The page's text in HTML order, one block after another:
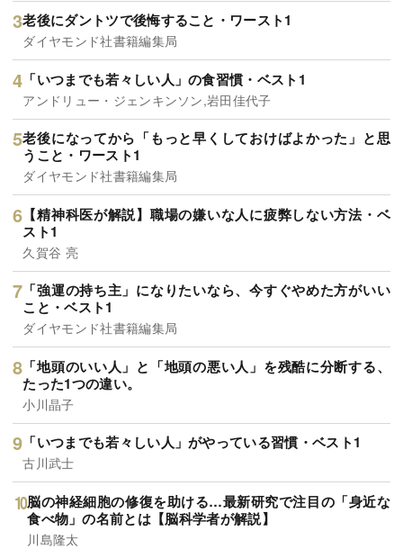
老後にダントツで後悔すること・ワースト1
ダイヤモンド社書籍編集局
「いつまでも若々しい人」の食習慣・ベスト1
アンドリュー・ジェンキンソン,岩田佳代子
老後になってから「もっと早くしておけばよかった」と思
うこと・ワースト1
ダイヤモンド社書籍編集局
【精神科医が解説】職場の嫌いな人に疲弊しない方法・ベ
スト1
久賀谷 亮
「強運の持ち主」になりたいなら、今すぐやめた方がいい
こと・ベスト1
ダイヤモンド社書籍編集局
「地頭のいい人」と「地頭の悪い人」を残酷に分断する、
たった1つの違い。
小川晶子
「いつまでも若々しい人」がやっている習慣・ベスト1
古川武士
脳の神経細胞の修復を助ける…最新研究で注目の「身近な
食べ物」の名前とは【脳科学者が解説】
川島隆太